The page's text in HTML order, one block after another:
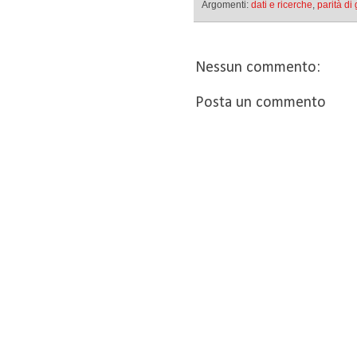
Argomenti: dati e ricerche parità di
Nessun commento:
Posta un commento